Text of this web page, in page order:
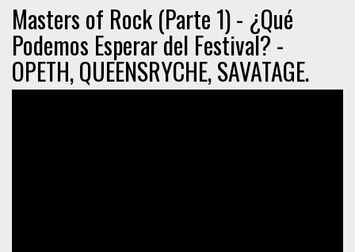
Masters of Rock (Parte 1) - ¿Qué
Podemos Esperar del Festival? -
OPETH, QUEENSRYCHE, SAVATAGE.